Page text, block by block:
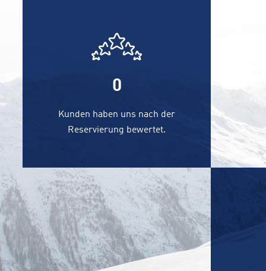
0
Kunden haben uns nach der
Reservierung bewertet.